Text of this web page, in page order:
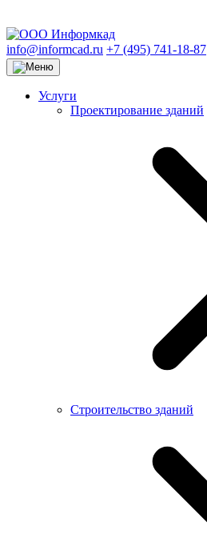
info@informcad.ru +7 (495) 741-18-87
Услуги
Проектирование зданий
Строительство зданий